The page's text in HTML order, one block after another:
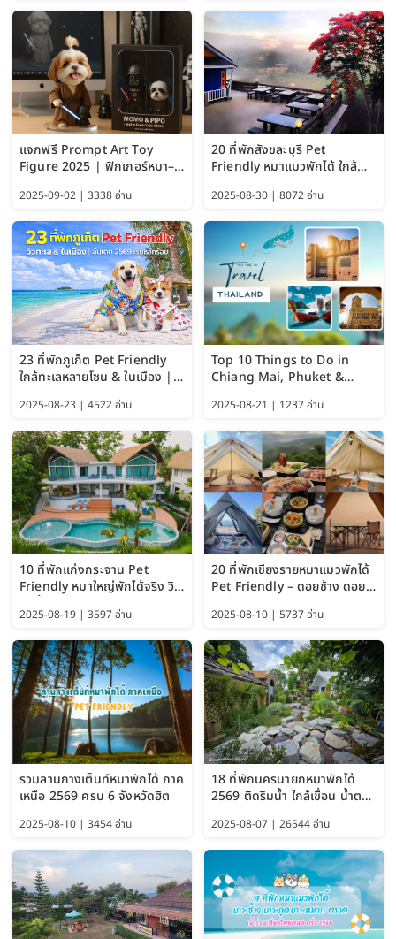
แจกฟรี Prompt Art Toy
Figure 2025 | ฟิกเกอร์หมา–
ChatGPT และ Gemini
2025-09-02 | 3338 อ่าน
20 ที่พักสังขละบุรี Pet
Friendly หมาแมวพักได้ ใกล้
2025-08-30 | 8072 อ่าน
23 ที่พักภูเก็ต Pet Friendly
ใกล้ทะเลหลายโซน & ในเมือง |
2025-08-23 | 4522 อ่าน
Top 10 Things to Do in
Chiang Mai, Phuket &
Guide 2025)
2025-08-21 | 1237 อ่าน
10 ที่พักแก่งกระจาน Pet
Friendly หมาใหญ่พักได้จริง วิว
2025-08-19 | 3597 อ่าน
20 ที่พักเชียงรายหมาแมวพักได้
Pet Friendly – ดอยช้าง ดอย
2025-08-10 | 5737 อ่าน
รวมลานกางเต็นท์หมาพักได้ ภาค
เหนือ 2569 ครบ 6 จังหวัดฮิต
2025-08-10 | 3454 อ่าน
18 ที่พักนครนายกหมาพักได้
2569 ติดริมน้ำ ใกล้เขื่อน น้ำตก
ได้
2025-08-07 | 26544 อ่าน